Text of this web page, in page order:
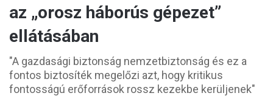
az „orosz háborús gépezet”
ellátásában
"A gazdasági biztonság nemzetbiztonság és ez a
fontos biztosíték megelőzi azt, hogy kritikus
fontosságú erőforrások rossz kezekbe kerüljenek"